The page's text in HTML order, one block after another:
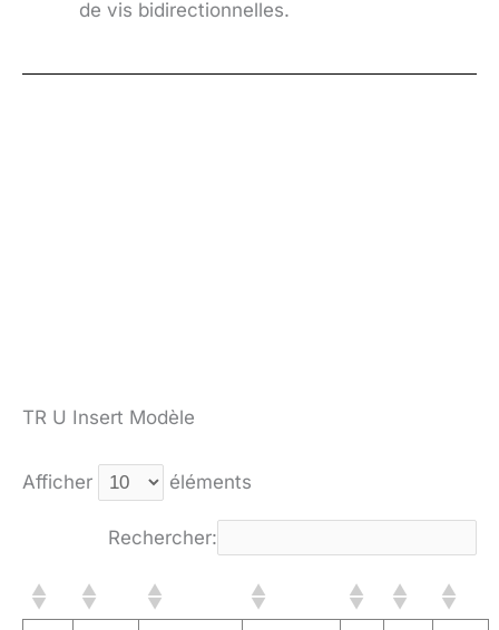
de vis bidirectionnelles.
TR U Insert Modèle
Afficher éléments
Rechercher: